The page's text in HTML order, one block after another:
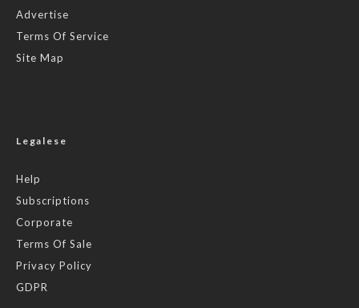
Advertise
Terms Of Service
Site Map
Legalese
Help
Subscriptions
Corporate
Terms Of Sale
Privacy Policy
GDPR